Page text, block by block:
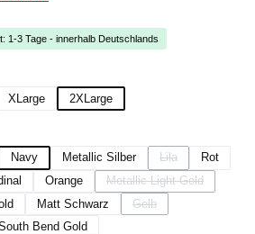
1-3 Tage - innerhalb Deutschlands
XLarge 2XLarge
Navy Metallic Silber Lila
Rot
Orange Metallic Light Gold
(Diese Option ist
nicht verfügbar.)
Matt Schwarz Gelb
(Diese Option ist zurzeit
Bend Gold